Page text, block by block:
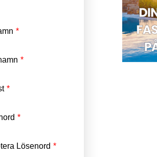
*
*
*
*
Lösenord *